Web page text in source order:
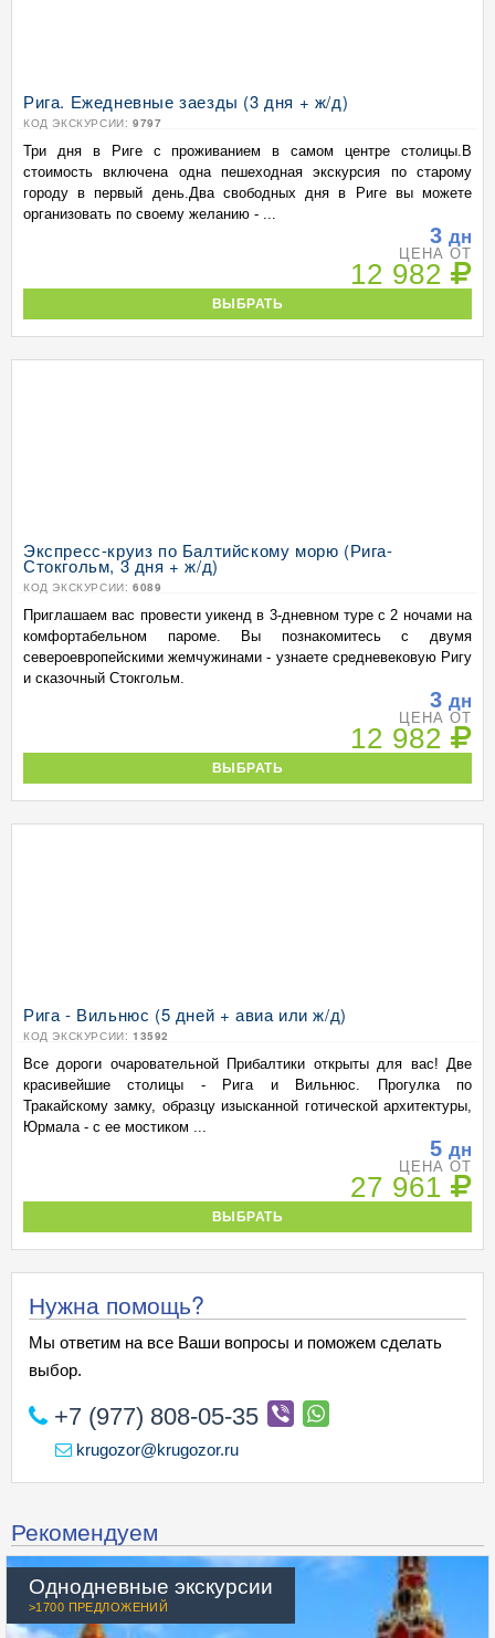
Рига. Ежедневные заезды (3 дня + ж/д)
КОД ЭКСКУРСИИ: 9797
Три дня в Риге с проживанием в самом центре столицы.В
стоимость включена одна пешеходная экскурсия по старому
городу в первый день.Два свободных дня в Риге вы можете
организовать по своему желанию - ...
3 дн
ЦЕНА ОТ
12 982
ВЫБРАТЬ
Экспресс-круиз по Балтийскому морю (Рига-
Стокгольм, 3 дня + ж/д)
КОД ЭКСКУРСИИ: 6089
Приглашаем вас провести уикенд в 3-дневном туре с 2 ночами на
комфортабельном пароме. Вы познакомитесь с двумя
североевропейскими жемчужинами - узнаете средневековую Ригу
и сказочный Стокгольм.
3 дн
ЦЕНА ОТ
12 982
ВЫБРАТЬ
Рига - Вильнюс (5 дней + авиа или ж/д)
КОД ЭКСКУРСИИ: 13592
Все дороги очаровательной Прибалтики открыты для вас! Две
красивейшие столицы - Рига и Вильнюс. Прогулка по
Тракайскому замку, образцу изысканной готической архитектуры,
Юрмала - с ее мостиком ...
5 дн
ЦЕНА ОТ
27 961
ВЫБРАТЬ
Нужна помощь?
Мы ответим на все Ваши вопросы и поможем сделать
выбор.
+7 (977) 808-05-35
krugozor@krugozor.ru
Рекомендуем
Однодневные экскурсии
>1700 ПРЕДЛОЖЕНИЙ